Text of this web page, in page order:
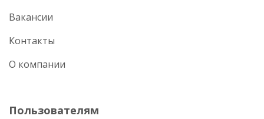
Вакансии
Контакты
О компании
Пользователям